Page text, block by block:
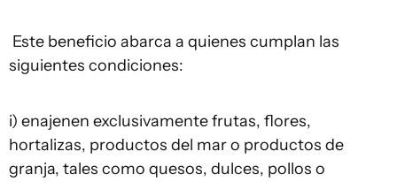
Este beneficio abarca a quienes cumplan las
siguientes condiciones:
i) enajenen exclusivamente frutas, flores,
hortalizas, productos del mar o productos de
granja, tales como quesos, dulces, pollos o